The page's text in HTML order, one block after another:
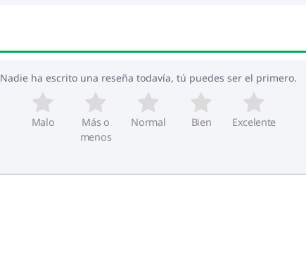
Nadie ha escrito una reseña todavía, tú puedes ser el primero.
Malo
Más o
menos
Normal Bien Excelente